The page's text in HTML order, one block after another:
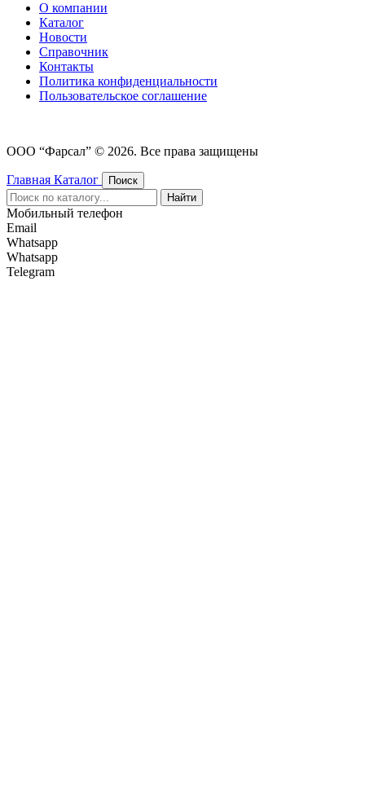
О компании
Каталог
Новости
Cправочник
Контакты
Политика конфиденциальности
Пользовательское соглашение
ООО “Фарсал” © 2026. Все права защищены
Главная Каталог
Поиск
Найти
Мобильный телефон
Email
Whatsapp
Whatsapp
Telegram